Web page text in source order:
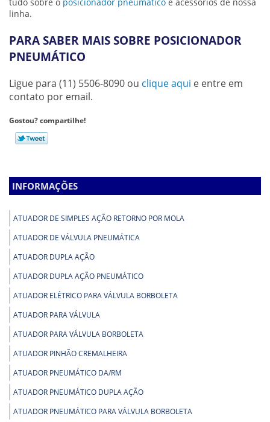
linha.
PARA SABER MAIS SOBRE POSICIONADOR
PNEUMÁTICO
Ligue para (11) 5506-8090 ou clique aqui e entre em
contato por email.
Gostou? compartilhe!
INFORMAÇÕES
ATUADOR DE SIMPLES AÇÃO RETORNO POR MOLA
ATUADOR DE VÁLVULA PNEUMÁTICA
ATUADOR DUPLA AÇÃO
ATUADOR DUPLA AÇÃO PNEUMÁTICO
ATUADOR ELÉTRICO PARA VÁLVULA BORBOLETA
ATUADOR PARA VÁLVULA
ATUADOR PARA VÁLVULA BORBOLETA
ATUADOR PINHÃO CREMALHEIRA
ATUADOR PNEUMÁTICO DA/RM
ATUADOR PNEUMÁTICO DUPLA AÇÃO
ATUADOR PNEUMÁTICO PARA VÁLVULA BORBOLETA